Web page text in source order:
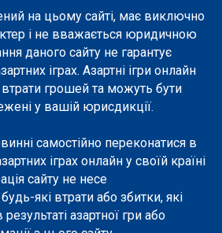
на цьому сайті, має виключно
і не вважається юридичною
даного сайту не гарантує
іграх. Азартні ігри онлайн
втрати грошей та можуть бути
у вашій юрисдикції.
самостійно переконатися в
іграх онлайн у своїй країні
сайту не несе
які втрати або збитки, які
азартної гри або